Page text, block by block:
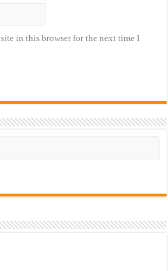
in this browser for the next time I